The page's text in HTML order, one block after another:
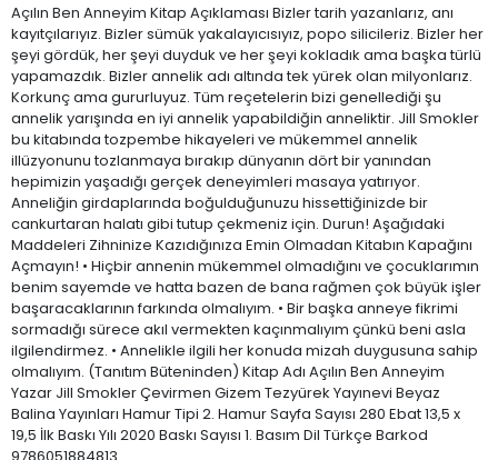
Açılın Ben Anneyim Kitap Açıklaması Bizler tarih yazanlarız, anı
kayıtçılarıyız. Bizler sümük yakalayıcısıyız, popo silicileriz. Bizler her
şeyi gördük, her şeyi duyduk ve her şeyi kokladık ama başka türlü
yapamazdık. Bizler annelik adı altında tek yürek olan milyonlarız.
Korkunç ama gururluyuz. Tüm reçetelerin bizi genellediği şu
annelik yarışında en iyi annelik yapabildiğin anneliktir. Jill Smokler
bu kitabında tozpembe hikayeleri ve mükemmel annelik
illüzyonunu tozlanmaya bırakıp dünyanın dört bir yanından
hepimizin yaşadığı gerçek deneyimleri masaya yatırıyor.
Anneliğin girdaplarında boğulduğunuzu hissettiğinizde bir
cankurtaran halatı gibi tutup çekmeniz için. Durun! Aşağıdaki
Maddeleri Zihninize Kazıdığınıza Emin Olmadan Kitabın Kapağını
Açmayın! • Hiçbir annenin mükemmel olmadığını ve çocuklarımın
benim sayemde ve hatta bazen de bana rağmen çok büyük işler
başaracaklarının farkında olmalıyım. • Bir başka anneye fikrimi
sormadığı sürece akıl vermekten kaçınmalıyım çünkü beni asla
ilgilendirmez. • Annelikle ilgili her konuda mizah duygusuna sahip
olmalıyım. (Tanıtım Büteninden) Kitap Adı Açılın Ben Anneyim
Yazar Jill Smokler Çevirmen Gizem Tezyürek Yayınevi Beyaz
Balina Yayınları Hamur Tipi 2. Hamur Sayfa Sayısı 280 Ebat 13,5 x
19,5 İlk Baskı Yılı 2020 Baskı Sayısı 1. Basım Dil Türkçe Barkod